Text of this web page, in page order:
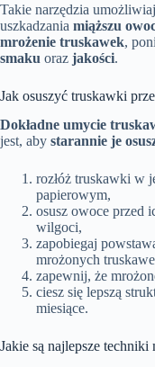
Takie narzędzia
uszkadzania miąższu
mrożenie truskawek,
smaku oraz jakości.
Jak osuszyć truskawki
Dokładne umycie
jest, aby starannie je
rozłóż truskawki w
papierowym,
osusz owoce przed
wilgoci,
zapobiegaj
mrożonych
zapewnij, że
ciesz się lepszą
miesiące.
Jakie są najlepsze